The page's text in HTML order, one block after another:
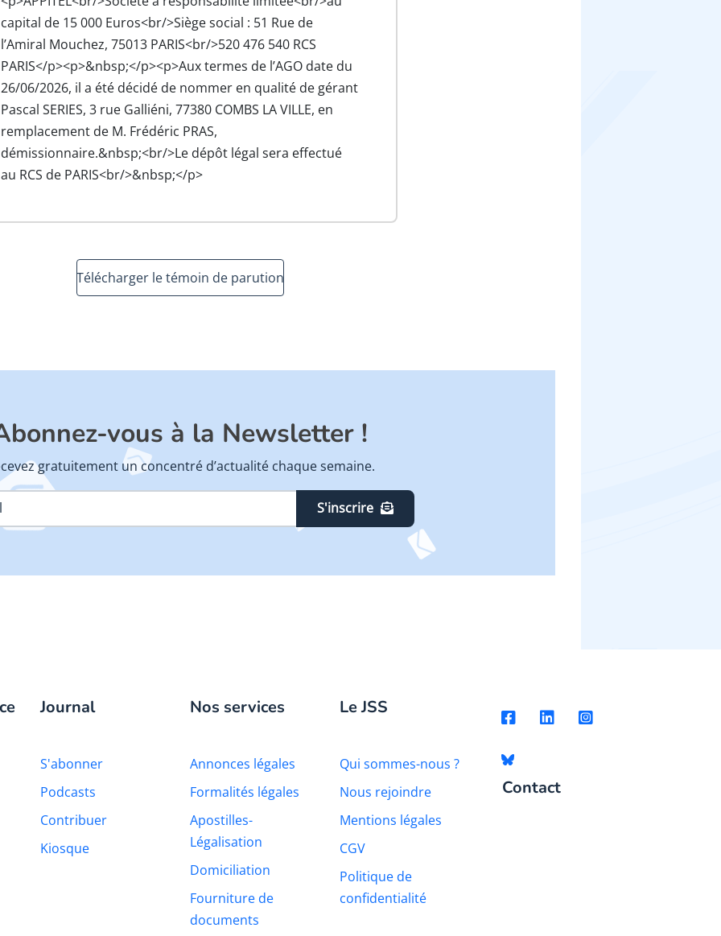
capital de 15 000 Euros<br/>Siège social : 51 Rue de
l’Amiral Mouchez, 75013 PARIS<br/>520 476 540 RCS
PARIS</p><p>&nbsp;</p><p>Aux termes de l’AGO date du
26/06/2026, il a été décidé de nommer en qualité de gérant
Pascal SERIES, 3 rue Galliéni, 77380 COMBS LA VILLE, en
remplacement de M. Frédéric PRAS,
démissionnaire.&nbsp;<br/>Le dépôt légal sera effectué
au RCS de PARIS<br/>&nbsp;</p>
Télécharger le témoin de parution
vous à la Newsletter !
gratuitement un concentré d’actualité chaque semaine.
S'inscrire
Journal
S'abonner
Podcasts
Contribuer
Kiosque
Nos services
Annonces légales
Formalités légales
Apostilles-
Légalisation
Domiciliation
Fourniture de
documents
Le JSS
Qui sommes-nous ?
Nous rejoindre
Mentions légales
CGV
Politique de
confidentialité
Contact